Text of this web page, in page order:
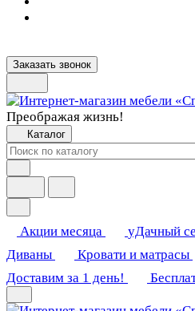
Заказать звонок
Преображая жизнь!
Каталог
Акции месяца уДачный
Диваны
Кровати и матрасы
Доставим за 1 день!